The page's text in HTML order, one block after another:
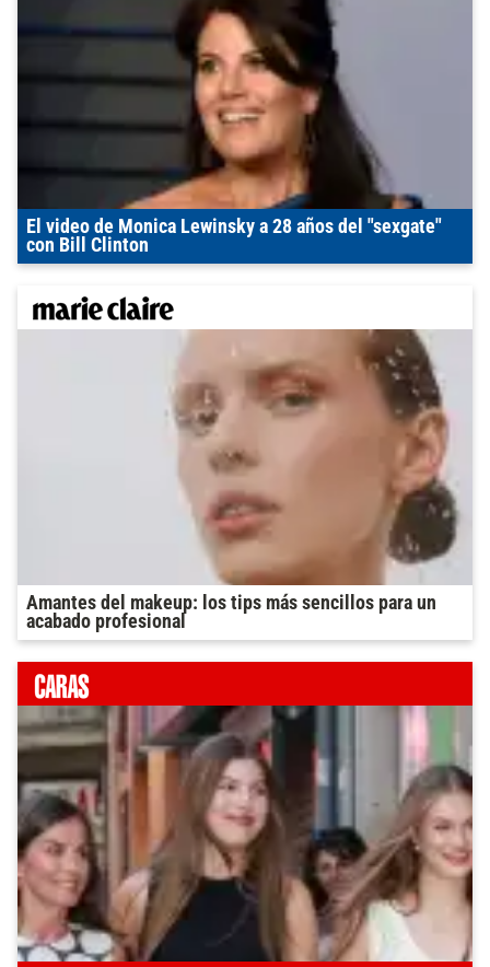
El video de Monica Lewinsky a 28 años del "sexgate"
con Bill Clinton
Amantes del makeup: los tips más sencillos para un
acabado profesional